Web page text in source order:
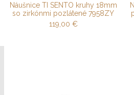
Náušnice TI SENTO kruhy 18mm
so zirkónmi pozlátené 7958ZY
119,00 €